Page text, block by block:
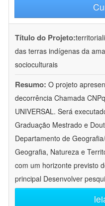
Título do Projeto:
das terras indígenas da
socioculturais
Resumo: O projeto
decorrência Chamada
UNIVERSAL. Será
Graduação Mestrado e
Departamento de
Geografia, Natureza e
com um horizonte previsto
principal Desenvolver